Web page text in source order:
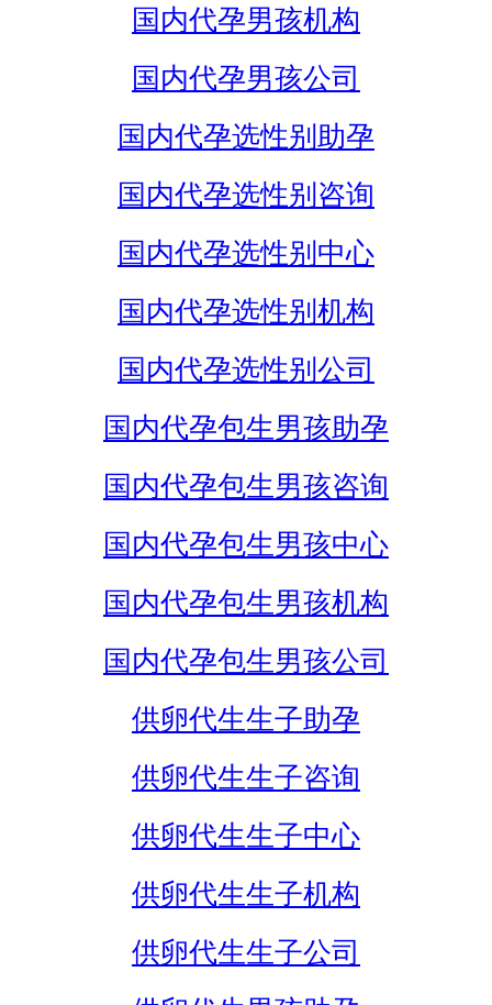
国内代孕男孩机构
国内代孕男孩公司
国内代孕选性别助孕
国内代孕选性别咨询
国内代孕选性别中心
国内代孕选性别机构
国内代孕选性别公司
国内代孕包生男孩助孕
国内代孕包生男孩咨询
国内代孕包生男孩中心
国内代孕包生男孩机构
国内代孕包生男孩公司
供卵代生生子助孕
供卵代生生子咨询
供卵代生生子中心
供卵代生生子机构
供卵代生生子公司